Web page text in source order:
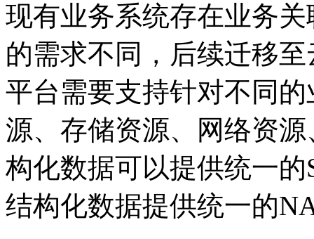
现有业务系统存在业务关联
的需求不同，后续迁移
平台需要支持针对不同
源、存储资源、网络资
构化数据可以提供统一的
结构化数据提供统一的